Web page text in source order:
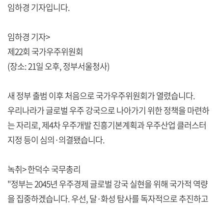
임하경 기자입니다.
임하경 기자>
제22회 국가우주위원회
(장소: 21일 오후, 정부서울청사)
새 정부 출범 이후 처음으로 국가우주위원회가 열렸습니다.
우리나라가 글로벌 우주 강국으로 나아가기 위한 정책을 마련하
는 자리로, 제4차 우주개발 진흥기본계획과 우주산업 클러스터
지정 등이 심의·의결됐습니다.
녹취> 한덕수 국무총리
"정부는 2045년 우주경제 글로벌 강국 실현을 위해 국가적 역량
을 집중하겠습니다. 우선, 달·화성 탐사를 독자적으로 추진하고